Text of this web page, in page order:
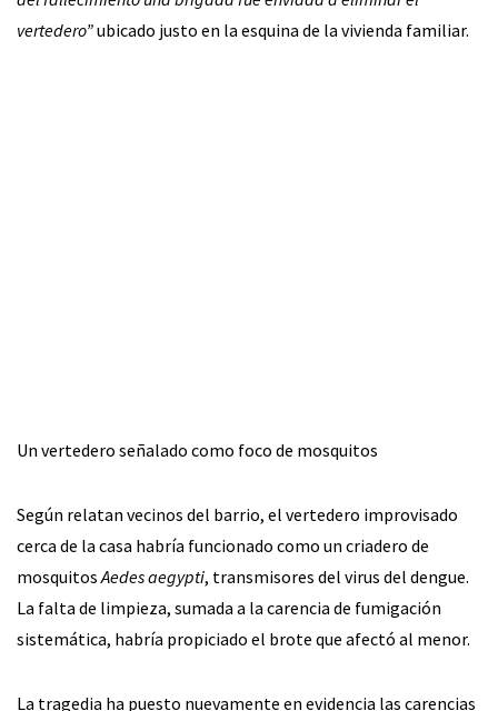
vertedero”ubicado justo en la esquina de la vivienda familiar.
Un vertedero señalado como foco de mosquitos
Según relatan vecinos del barrio, el vertedero improvisado
cerca de la casa habría funcionado como un criadero de
mosquitosAedes aegypti, transmisores del virus del dengue.
La falta de limpieza, sumada a la carencia de fumigación
sistemática, habría propiciado el brote que afectó al menor.
La tragedia ha puesto nuevamente en evidencia las carencias